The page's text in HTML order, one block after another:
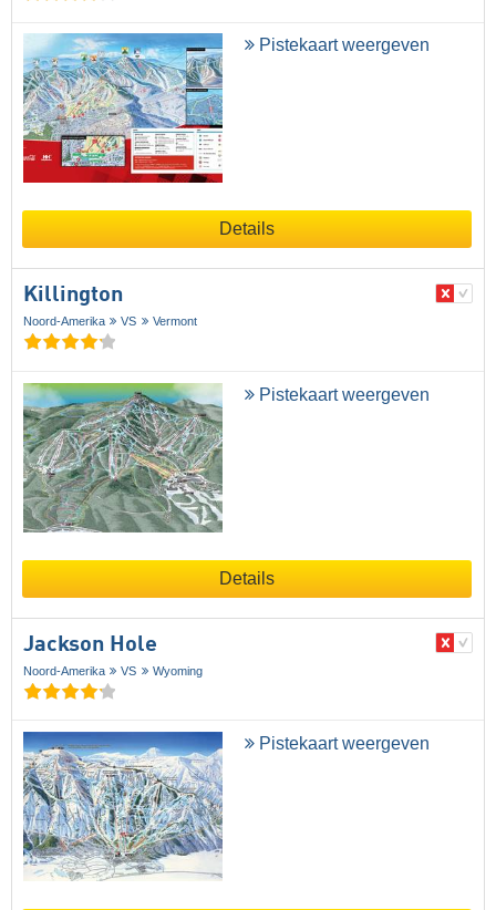
Pistekaart weergeven
Details
Killington
Noord-Amerika VS Vermont
Pistekaart weergeven
Details
Jackson Hole
Noord-Amerika VS Wyoming
Pistekaart weergeven